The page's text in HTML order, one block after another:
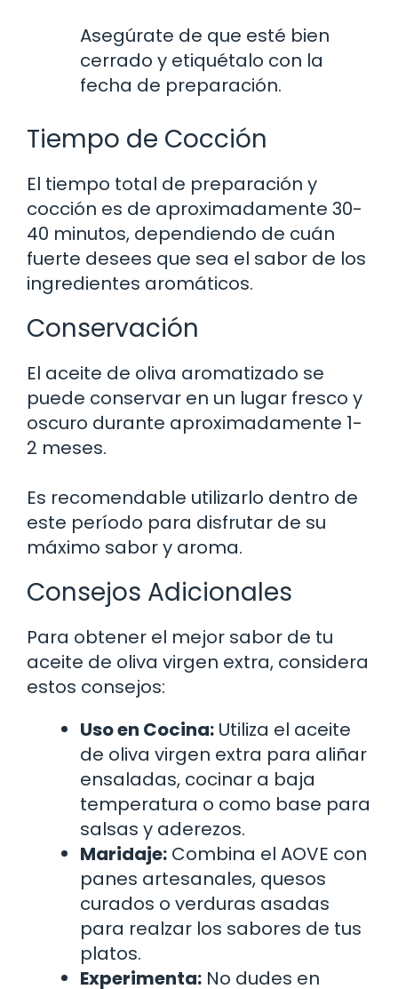
Asegúrate de que esté bien
cerrado y etiquétalo con la
fecha de preparación.
Tiempo de Cocción
El tiempo total de preparación y
cocción es de aproximadamente 30-
40 minutos, dependiendo de cuán
fuerte desees que sea el sabor de los
ingredientes aromáticos.
Conservación
El aceite de oliva aromatizado se
puede conservar en un lugar fresco y
oscuro durante aproximadamente 1-
2 meses.
Es recomendable utilizarlo dentro de
este período para disfrutar de su
máximo sabor y aroma.
Consejos Adicionales
Para obtener el mejor sabor de tu
aceite de oliva virgen extra, considera
estos consejos:
Uso en Cocina: Utiliza el aceite
de oliva virgen extra para aliñar
ensaladas, cocinar a baja
temperatura o como base para
salsas y aderezos.
Maridaje: Combina el AOVE con
panes artesanales, quesos
curados o verduras asadas
para realzar los sabores de tus
platos.
Experimenta: No dudes en